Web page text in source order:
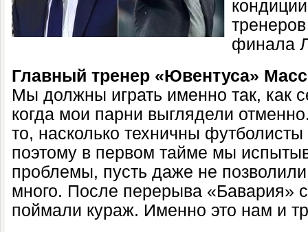
финала
Главный тренер «Ювентуса»
Мы должны играть именно так, как
когда мои парни выглядели
то, насколько техничны
поэтому в первом тайме мы
проблемы, пусть даже не позволили
много. После перерыва «Бавария»
поймали кураж. Именно это нам и